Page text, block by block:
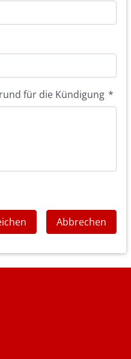
für die Kündigung *
Abbrechen